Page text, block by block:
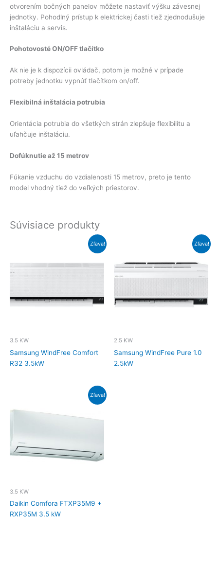
otvorením bočných panelov môžete nastaviť výšku závesnej
jednotky. Pohodlný prístup k elektrickej časti tiež zjednodušuje
inštaláciu a servis.
Pohotovosté ON/OFF tlačítko
Ak nie je k dispozícii ovládač, potom je možné v prípade
potreby jednotku vypnúť tlačítkom on/off.
Flexibilná inštalácia potrubia
Orientácia potrubia do všetkých strán zlepšuje flexibilitu a
uľahčuje inštaláciu.
Dofúknutie až 15 metrov
Fúkanie vzduchu do vzdialenosti 15 metrov, preto je tento
model vhodný tiež do veľkých priestorov.
Súvisiace produkty
Zľava!
3.5 KW
Samsung WindFree Comfort
R32 3.5kW
Zľava!
2.5 KW
Samsung WindFree Pure 1.0
2.5kW
Zľava!
3.5 KW
Daikin Comfora FTXP35M9 +
RXP35M 3.5 kW